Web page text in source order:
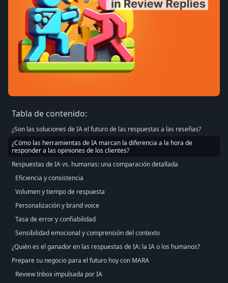
Tabla de contenido:
¿Son las soluciones de IA el futuro de las respuestas a las reseñas?
¿Cómo las herramientas de IA marcan la diferencia a la hora de
responder a las opiniones de los clientes?
Respuestas de IA vs. humanas: una comparación detallada
Eficiencia y consistencia
Volumen y tiempo de respuesta
Personalización y brand voice
Tasa de error y confiabilidad
Sensibilidad emocional y comprensión del contexto
¿Quién es el ganador en las respuestas de IA: la IA o los humanos?
Prepare su negocio para el futuro hoy con MARA
Review Inbox impulsada por IA